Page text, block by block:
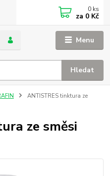
Menu
Hledat
0 ks
za 0 Kč
ANTISTRES tinktura ze
ze směsi